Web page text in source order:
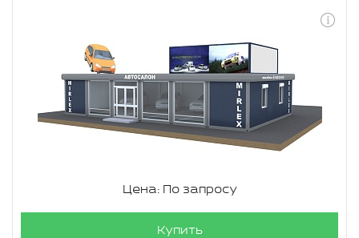
Цена: По запросу
Купить